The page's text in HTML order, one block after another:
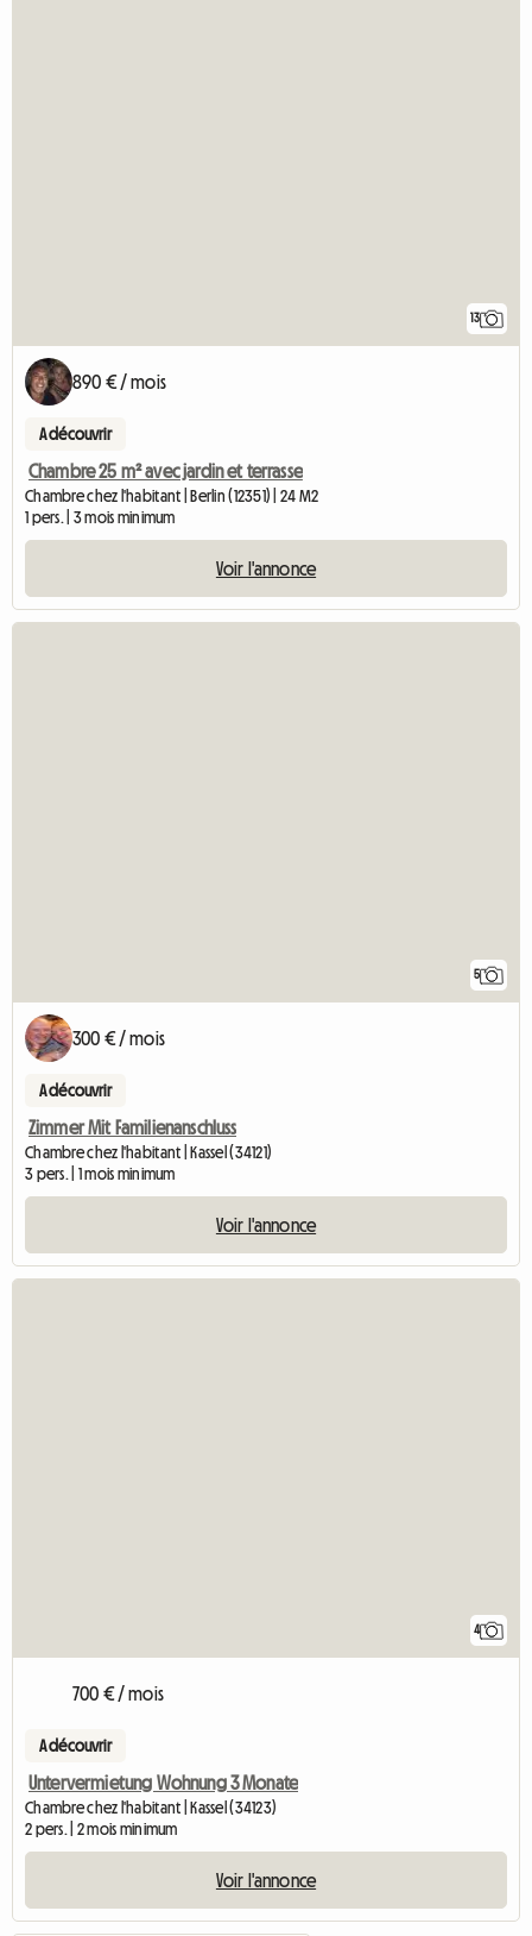
13
890 € / mois
A découvrir
Chambre 25 m² avec jardin et terrasse
Chambre chez l'habitant | Berlin (12351) | 24 M2
1 pers. | 3 mois minimum
Voir l'annonce
5
300 € / mois
A découvrir
Zimmer Mit Familienanschluss
Chambre chez l'habitant | Kassel (34121)
3 pers. | 1 mois minimum
Voir l'annonce
4
700 € / mois
A découvrir
Untervermietung Wohnung 3 Monate
Chambre chez l'habitant | Kassel (34123)
2 pers. | 2 mois minimum
Voir l'annonce